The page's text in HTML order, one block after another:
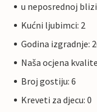
u neposrednoj
Kućni ljubimci: 2
Godina izgradnje:
Naša ocjena
Broj gostiju: 6
Kreveti za djecu: 0